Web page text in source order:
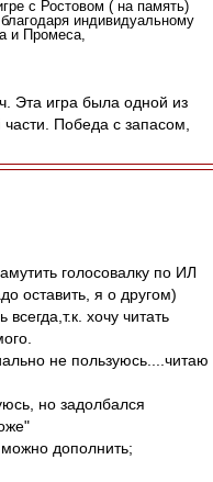
с Ростовом ( на память)
индивидуальному
и Промеса,
Эта игра была одной из
Победа с запасом,
голосовалку по ИЛ
оставить, я о другом)
хочу читать
не пользуюсь....читаю
но задолбался
можно дополнить;